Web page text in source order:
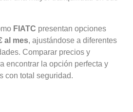
FIATC presentan opciones
al mes, ajustándose a diferentes
Comparar precios y
encontrar la opción perfecta y
con total seguridad.